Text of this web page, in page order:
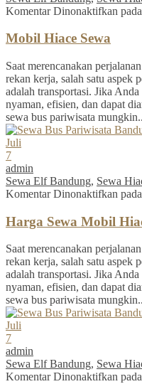
Komentar Dinonaktifkan
Mobil Hiace Sewa
Saat merencanakan
rekan kerja, salah satu aspek
adalah transportasi. Jika
nyaman, efisien, dan dapat
sewa bus pariwisata
Juli
7
admin
Sewa Elf Bandung, Sewa
Komentar Dinonaktifkan
Harga Sewa Mobil
Saat merencanakan
rekan kerja, salah satu aspek
adalah transportasi. Jika
nyaman, efisien, dan dapat
sewa bus pariwisata
Juli
7
admin
Sewa Elf Bandung, Sewa
Komentar Dinonaktifkan